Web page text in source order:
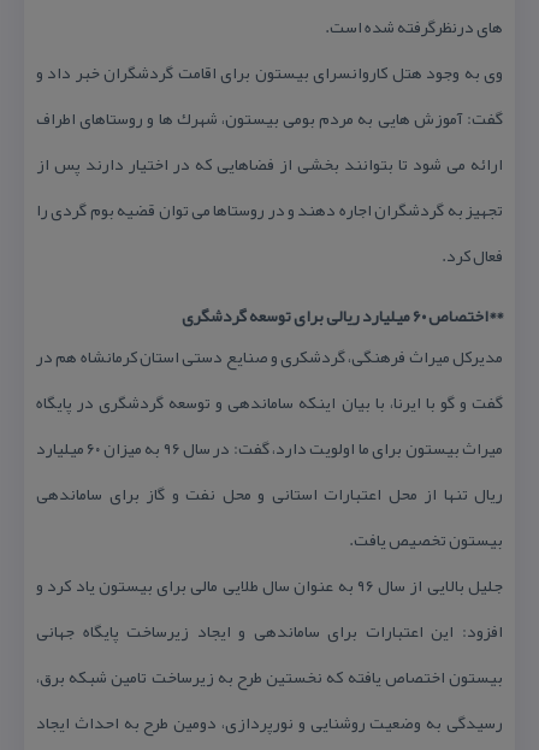
های درنظرگرفته شده است.
وی به وجود هتل كاروانسرای بیستون برای اقامت گردشگران خبر داد و
گفت: آموزش هایی به مردم بومی بیستون، شهرك ها و روستاهای اطراف
ارائه می شود تا بتوانند بخشی از فضاهایی كه در اختیار دارند پس از
تجهیز به گردشگران اجاره دهند و در روستاها می توان قضیه بوم گردی را
فعال كرد.
**اختصاص ۶۰ میلیارد ریالی برای توسعه گردشگری
مدیركل میراث فرهنگی، گردشكری و صنایع دستی استان كرمانشاه هم در
گفت و گو با ایرنا، با بیان اینكه ساماندهی و توسعه گردشگری در پایگاه
میراث بیستون برای ما اولویت دارد، گفت: در سال ۹۶ به میزان ۶۰ میلیارد
ریال تنها از محل اعتبارات استانی و محل نفت و گاز برای ساماندهی
بیستون تخصیص یافت.
جلیل بالایی از سال ۹۶ به عنوان سال طلایی مالی برای بیستون یاد كرد و
افزود: این اعتبارات برای ساماندهی و ایجاد زیرساخت پایگاه جهانی
بیستون اختصاص یافته كه نخستین طرح به زیرساخت تامین شبكه برق،
رسیدگی به وضعیت روشنایی و نورپردازی، دومین طرح به احداث ایجاد